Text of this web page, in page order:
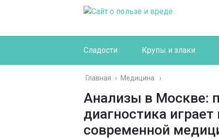
Сладости Крупы и злаки
Главная › Медицина
Анализы в Москве:
диагностика
современной